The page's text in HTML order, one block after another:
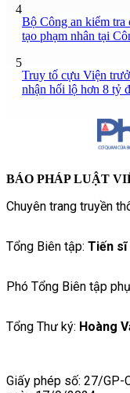
4
Bộ Công an kiểm tra
tạo phạm nhân tại
5
Truy tố cựu Viện
nhận hối lộ hơn 8 tỷ
BÁO PHÁP LUẬT
Chuyên trang truyền
Tổng Biên tập: Tiến sĩ
Phó Tổng Biên tập
Tổng Thư ký: Hoàng
Giấy phép số: 27/GP-